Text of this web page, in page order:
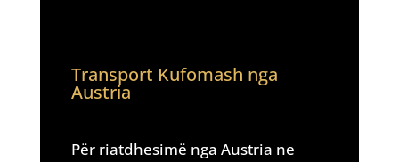
Transport Kufomash nga
Austria
Për riatdhesimë nga Austria ne